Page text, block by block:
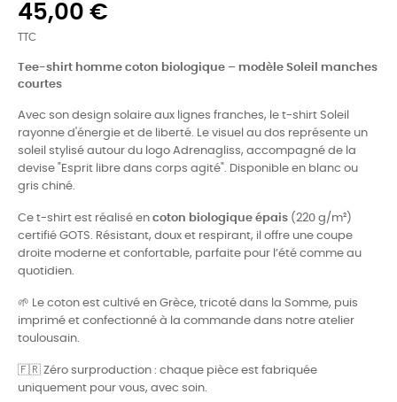
45,00 €
TTC
Tee-shirt homme coton biologique – modèle Soleil manches
courtes
Avec son design solaire aux lignes franches, le t-shirt Soleil
rayonne d'énergie et de liberté. Le visuel au dos représente un
soleil stylisé autour du logo Adrenagliss, accompagné de la
devise "Esprit libre dans corps agité". Disponible en blanc ou
gris chiné.
Ce t-shirt est réalisé en coton biologique épais (220 g/m²)
certifié GOTS. Résistant, doux et respirant, il offre une coupe
droite moderne et confortable, parfaite pour l’été comme au
quotidien.
🌱 Le coton est cultivé en Grèce, tricoté dans la Somme, puis
imprimé et confectionné à la commande dans notre atelier
toulousain.
🇫🇷 Zéro surproduction : chaque pièce est fabriquée
uniquement pour vous, avec soin.